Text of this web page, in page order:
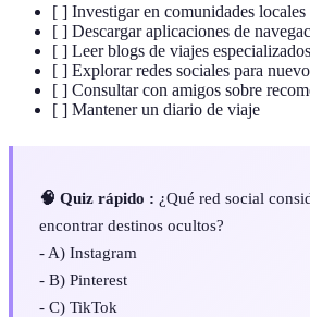
[ ] Investigar en comunidades locales
[ ] Descargar aplicaciones de
[ ] Leer blogs de viajes especializados
[ ] Explorar redes sociales para
[ ] Consultar con amigos sobre
[ ] Mantener un diario de viaje
🧠 Quiz rápido : ¿Qué red social
encontrar destinos ocultos?
- A) Instagram
- B) Pinterest
- C) TikTok